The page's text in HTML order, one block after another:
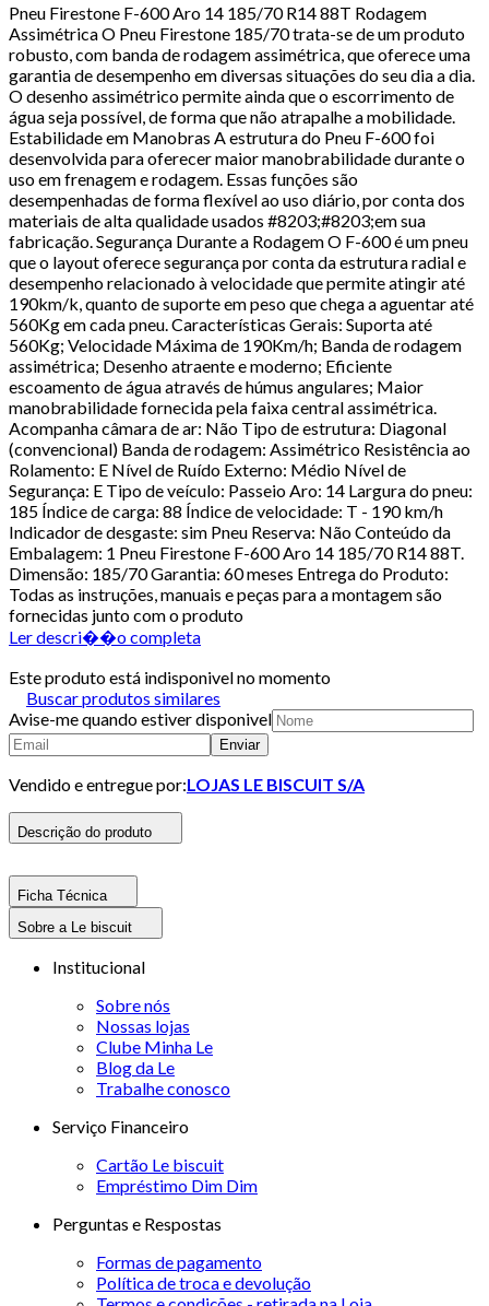
Pneu Firestone F-600 Aro 14 185/70 R14 88T Rodagem
Assimétrica O Pneu Firestone 185/70 trata-se de um produto
robusto, com banda de rodagem assimétrica, que oferece uma
garantia de desempenho em diversas situações do seu dia a dia.
O desenho assimétrico permite ainda que o escorrimento de
água seja possível, de forma que não atrapalhe a mobilidade.
Estabilidade em Manobras A estrutura do Pneu F-600 foi
desenvolvida para oferecer maior manobrabilidade durante o
uso em frenagem e rodagem. Essas funções são
desempenhadas de forma flexível ao uso diário, por conta dos
materiais de alta qualidade usados #8203;#8203;em sua
fabricação. Segurança Durante a Rodagem O F-600 é um pneu
que o layout oferece segurança por conta da estrutura radial e
desempenho relacionado à velocidade que permite atingir até
190km/k, quanto de suporte em peso que chega a aguentar até
560Kg em cada pneu. Características Gerais: Suporta até
560Kg; Velocidade Máxima de 190Km/h; Banda de rodagem
assimétrica; Desenho atraente e moderno; Eficiente
escoamento de água através de húmus angulares; Maior
manobrabilidade fornecida pela faixa central assimétrica.
Acompanha câmara de ar: Não Tipo de estrutura: Diagonal
(convencional) Banda de rodagem: Assimétrico Resistência ao
Rolamento: E Nível de Ruído Externo: Médio Nível de
Segurança: E Tipo de veículo: Passeio Aro: 14 Largura do pneu:
185 Índice de carga: 88 Índice de velocidade: T - 190 km/h
Indicador de desgaste: sim Pneu Reserva: Não Conteúdo da
Embalagem: 1 Pneu Firestone F-600 Aro 14 185/70 R14 88T.
Dimensão: 185/70 Garantia: 60 meses Entrega do Produto:
Todas as instruções, manuais e peças para a montagem são
fornecidas junto com o produto
Ler descri��o completa
Este produto está indisponivel no momento
Buscar produtos similares
Avise-me quando estiver disponivel
Enviar
Vendido e entregue por:LOJAS LE BISCUIT S/A
Descrição do produto
Ficha Técnica
Sobre a Le biscuit
Institucional
Sobre nós
Nossas lojas
Clube Minha Le
Blog da Le
Trabalhe conosco
Serviço Financeiro
Cartão Le biscuit
Empréstimo Dim Dim
Perguntas e Respostas
Formas de pagamento
Política de troca e devolução